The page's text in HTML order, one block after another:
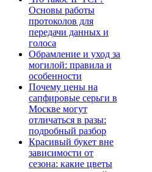
Основы работы
протоколов для
передачи данных и
голоса
Обрамление и уход за
могилой: правила и
особенности
Почему цены на
сапфировые серьги в
Москве могут
отличаться в разы:
подробный разбор
Красивый букет вне
зависимости от
сезона: какие цветы